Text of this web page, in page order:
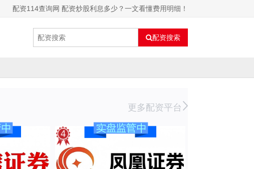
配资114查询网 配资炒股利息多少？一文看懂费用明细！
配资搜索
更多配资平台